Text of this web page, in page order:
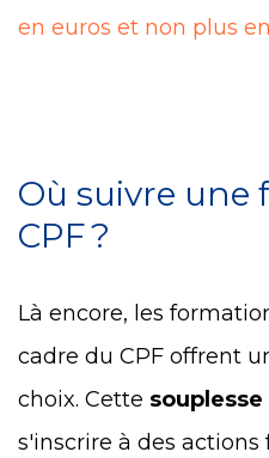
en euros et non plus
Où suivre une
CPF ?
Là encore, les
cadre du CPF offrent
choix. Cette
s'inscrire à des actions